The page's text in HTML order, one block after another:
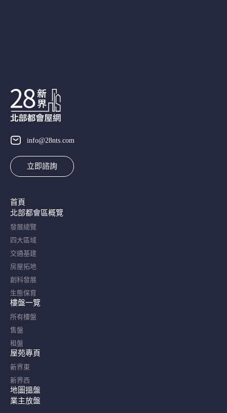
info@28nts.com
立即諮詢
首頁
北部都會區概覽​
發展總覽
四大區域
交通基建
房屋拓地
創科發展
生態保育
樓盤一覽
所有樓盤
售盤
租盤
屋苑專頁
新界東
新界西
地圖搵盤
業主放盤